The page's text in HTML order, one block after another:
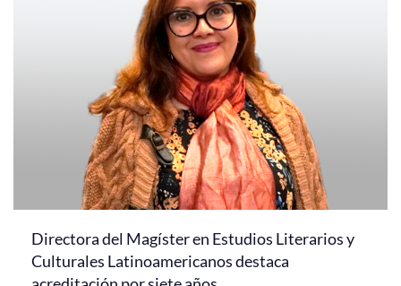
Directora del Magíster en Estudios Literarios y
Culturales Latinoamericanos destaca